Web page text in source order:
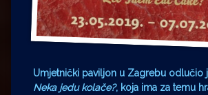
Mario Lovreković
Miroslav Šantek
Umjetnički paviljon u Zagrebu odlučio
Neka jedu kolače?, koja ima za temu